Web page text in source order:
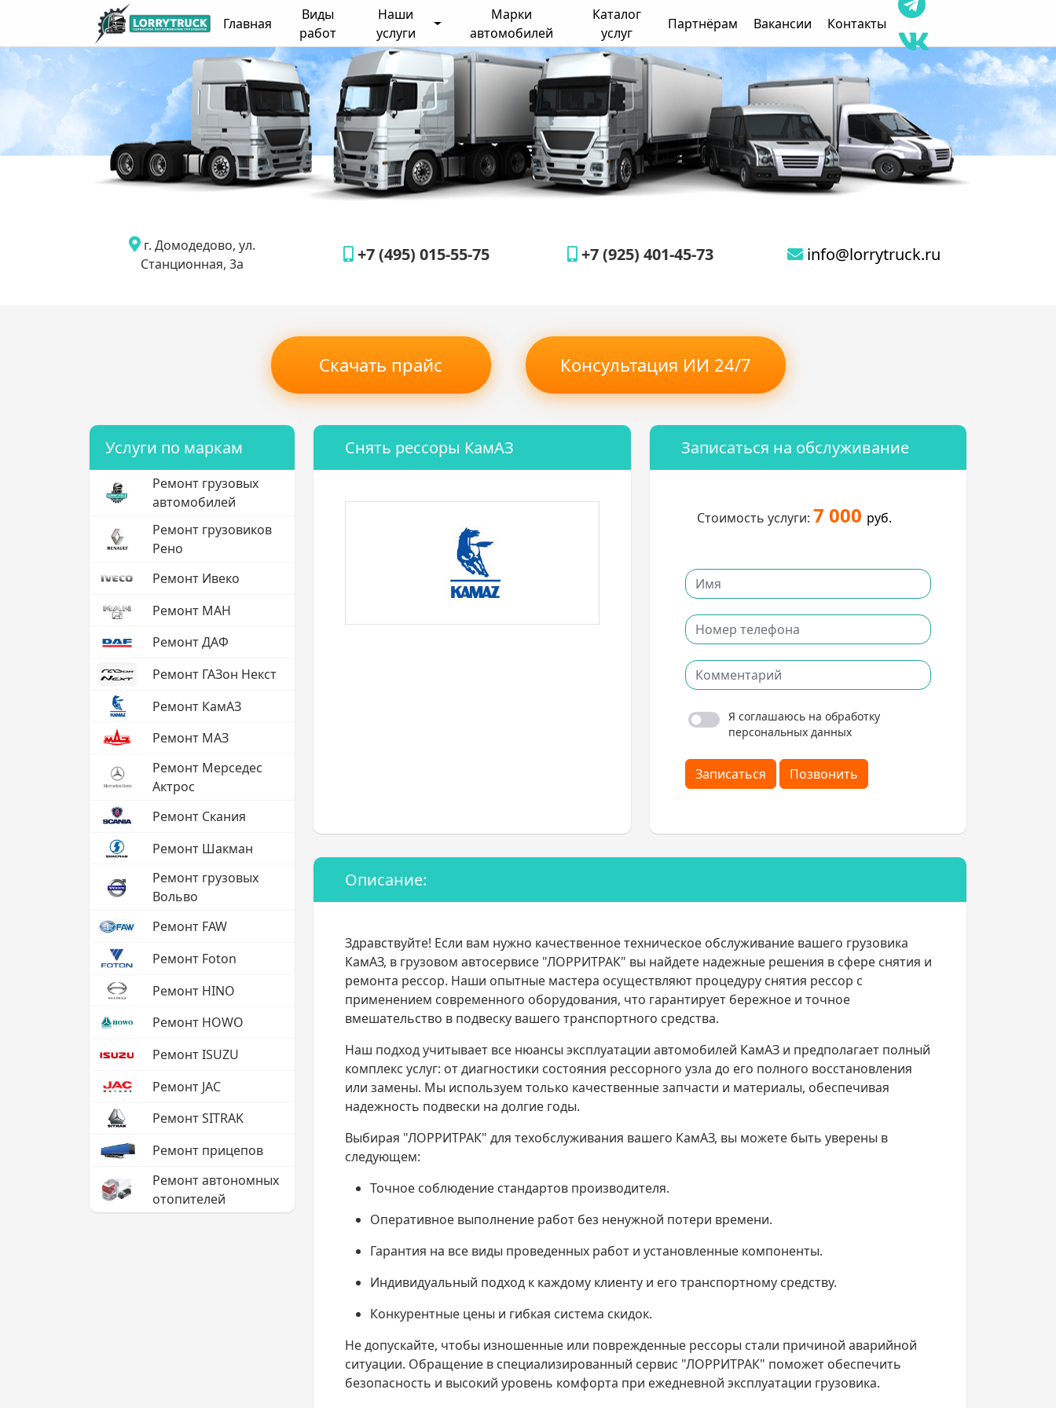
Главная
Виды
работ
Наши
услуги
Марки
автомобилей
Каталог
услуг
Партнёрам Вакансии Контакты
г. Домодедово, ул.
Станционная, 3а
+7 (495) 015-55-75 +7 (925) 401-45-73 info@lorrytruck.ru
Скачать прайс Консультация ИИ 24/7
Услуги по маркам
Ремонт грузовых
автомобилей
Ремонт грузовиков
Рено
Ремонт Ивеко
Ремонт МАН
Ремонт ДАФ
Ремонт ГАЗон Некст
Ремонт КамАЗ
Ремонт МАЗ
Ремонт Мерседес
Актрос
Ремонт Скания
Ремонт Шакман
Ремонт грузовых
Вольво
Ремонт FAW
Ремонт Foton
Ремонт HINO
Ремонт HOWO
Ремонт ISUZU
Ремонт JAC
Ремонт SITRAK
Ремонт прицепов
Ремонт автономных
отопителей
Снять рессоры КамАЗ Записаться на обслуживание
Стоимость услуги: 7 000 руб.
Я соглашаюсь на обработку
персональных данных
Записаться Позвонить
Описание:
Здравствуйте! Если вам нужно качественное техническое обслуживание вашего грузовика
КамАЗ, в грузовом автосервисе "ЛОРРИТРАК" вы найдете надежные решения в сфере снятия и
ремонта рессор. Наши опытные мастера осуществляют процедуру снятия рессор с
применением современного оборудования, что гарантирует бережное и точное
вмешательство в подвеску вашего транспортного средства.
Наш подход учитывает все нюансы эксплуатации автомобилей КамАЗ и предполагает полный
комплекс услуг: от диагностики состояния рессорного узла до его полного восстановления
или замены. Мы используем только качественные запчасти и материалы, обеспечивая
надежность подвески на долгие годы.
Выбирая "ЛОРРИТРАК" для техобслуживания вашего КамАЗ, вы можете быть уверены в
следующем:
Точное соблюдение стандартов производителя.
Оперативное выполнение работ без ненужной потери времени.
Гарантия на все виды проведенных работ и установленные компоненты.
Индивидуальный подход к каждому клиенту и его транспортному средству.
Конкурентные цены и гибкая система скидок.
Не допускайте, чтобы изношенные или поврежденные рессоры стали причиной аварийной
ситуации. Обращение в специализированный сервис "ЛОРРИТРАК" поможет обеспечить
безопасность и высокий уровень комфорта при ежедневной эксплуатации грузовика.